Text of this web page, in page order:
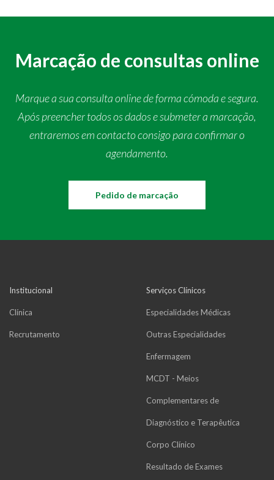
Marcação de consultas online
Marque a sua consulta online de forma cómoda e segura.
Após preencher todos os dados e submeter a marcação,
entraremos em contacto consigo para confirmar o
agendamento.
Pedido de marcação
Institucional
Clínica
Recrutamento
Serviços Clínicos
Especialidades Médicas
Outras Especialidades
Enfermagem
MCDT - Meios
Complementares de
Diagnóstico e Terapêutica
Corpo Clínico
Resultado de Exames